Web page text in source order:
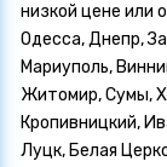
низкой цене или
Одесса, Днепр,
Мариуполь,
Житомир, Сумы,
Кропивницкий,
Луцк, Белая